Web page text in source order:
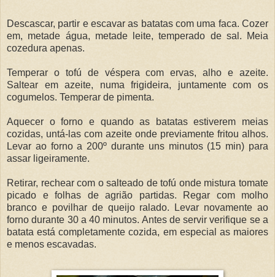
Descascar, partir e escavar as batatas com uma faca. Cozer
em, metade água, metade leite, temperado de sal. Meia
cozedura apenas.
Temperar o tofú de véspera com ervas, alho e azeite.
Saltear em azeite, numa frigideira, juntamente com os
cogumelos. Temperar de pimenta.
Aquecer o forno e quando as batatas estiverem meias
cozidas, untá-las com azeite onde previamente fritou alhos.
Levar ao forno a 200º durante uns minutos (15 min) para
assar ligeiramente.
Retirar, rechear com o salteado de tofú onde mistura tomate
picado e folhas de agrião partidas. Regar com molho
branco e povilhar de queijo ralado. Levar novamente ao
forno durante 30 a 40 minutos. Antes de servir verifique se a
batata está completamente cozida, em especial as maiores
e menos escavadas.